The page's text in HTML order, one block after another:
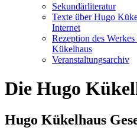
Sekundärliteratur
Texte über Hugo
Internet
Rezeption des
Kükelhaus
Veranstaltungsarchiv
Die Hugo
Hugo Kükelhaus